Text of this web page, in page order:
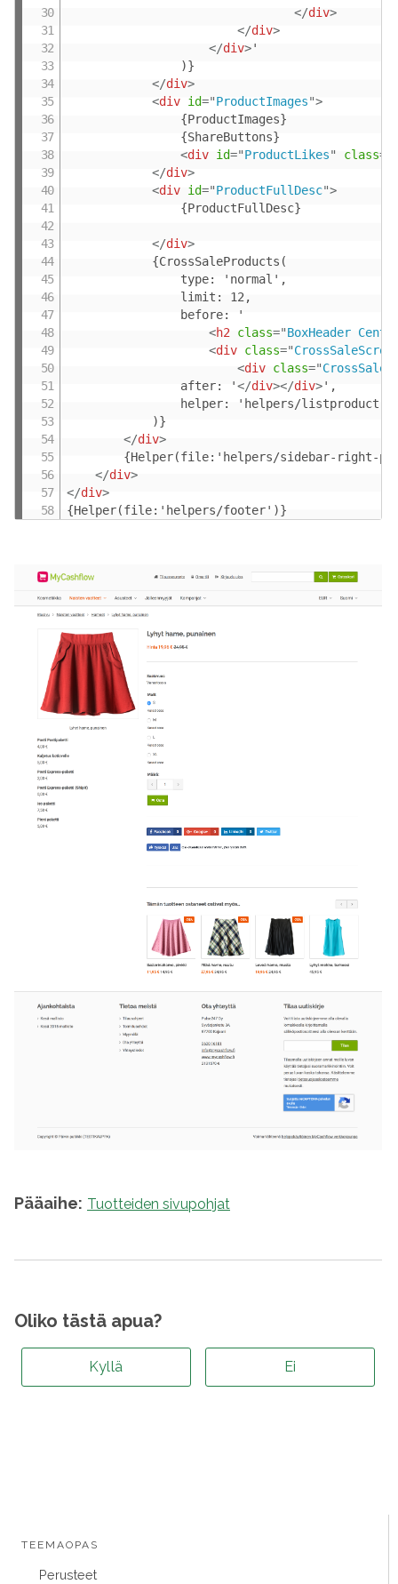
TEEMAOPAS
Perusteet
</div>
</div>
</div>'
</div>
<div id="ProductImages">
<div id="ProductLikes" class=
</div>
<div id="ProductFullDesc">
</div>
<h2 class="BoxHeader
<div class="
<div class="
				after: '
</div></div>',
</div>
</div>
</div>
{Helper(file:'helpers/footer')}
Pääaihe: Tuotteiden sivupohjat
Oliko tästä apua?
Kyllä Ei